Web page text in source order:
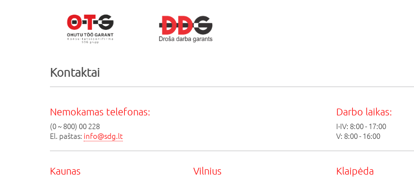
Kontaktai
Nemokamas telefonas:
(0 ~ 800) 00 228
El. paštas: info@sdg.lt
Darbo laikas:
I-IV: 8:00 - 17:00
V: 8:00 - 16:00
Kaunas Vilnius Klaipėda